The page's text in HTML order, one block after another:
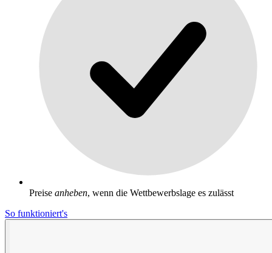
Preise anheben, wenn die Wettbewerbslage es zulässt
So funktioniert's